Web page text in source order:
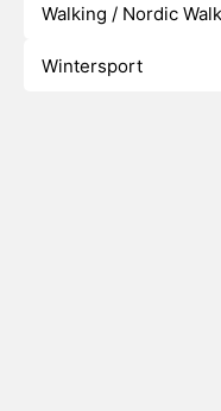
Walking / Nordic
Wintersport